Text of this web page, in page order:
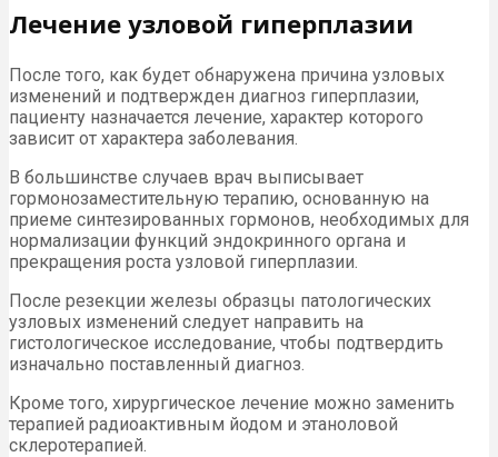
Лечение узловой гиперплазии
После того, как будет обнаружена причина узловых
изменений и подтвержден диагноз гиперплазии,
пациенту назначается лечение, характер которого
зависит от характера заболевания.
В большинстве случаев врач выписывает
гормонозаместительную терапию, основанную на
приеме синтезированных гормонов, необходимых для
нормализации функций эндокринного органа и
прекращения роста узловой гиперплазии.
После резекции железы образцы патологических
узловых изменений следует направить на
гистологическое исследование, чтобы подтвердить
изначально поставленный диагноз.
Кроме того, хирургическое лечение можно заменить
терапией радиоактивным йодом и этаноловой
склеротерапией.